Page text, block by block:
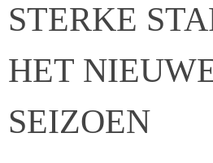
STERKE
HET
SEIZOEN